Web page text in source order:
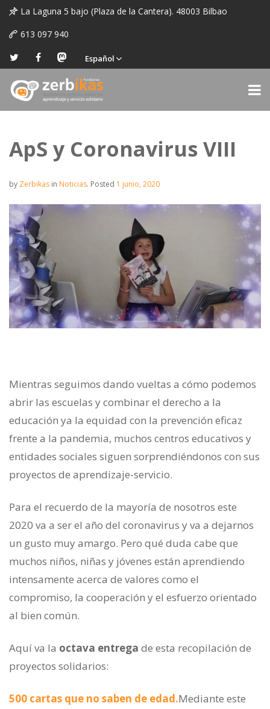
La Laguna 5 bajo (Plaza de la Cantera). 48003 Bilbao
613 097 940
Español
ApS y Coronavirus VIII
by Zerbikas in Noticias. Posted 1 junio, 2020
Mientras seguimos dando vueltas a cómo podemos
abrir las escuelas y combinar el derecho a la
educación ya la equidad con la prevención eficaz
frente a la pandemia, muchos centros educativos y
entidades sociales siguen sorprendiéndonos con sus
proyectos de aprendizaje-servicio.
Para el recuerdo de la mayoría de nosotros este
2020 va a ser el año del coronavirus y va a dejarnos
un gusto muy amargo. Pero qué duda cabe que
muchos niños, niñas y jóvenes están aprendiendo
intensamente acerca de valores como el
compromiso, la cooperación y el esfuerzo orientado
al bien común.
Aquí va la octava entrega de esta recopilación de
proyectos solidarios:
500 cartas que no saben de edad.Mediante este